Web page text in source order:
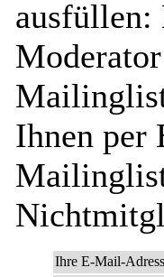
ausfüllen:
Ihnen per
Ihre E-Mail-